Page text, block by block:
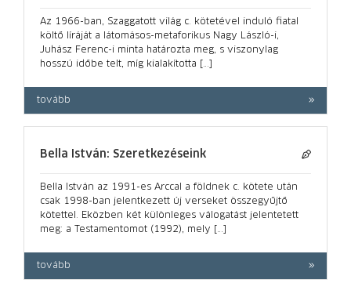
Az 1966-ban, Szaggatott világ c. kötetével induló fiatal
költő líráját a látomásos-metaforikus Nagy László-i,
Juhász Ferenc-i minta határozta meg, s viszonylag
hosszú időbe telt, míg kialakította […]
tovább
Bella István: Szeretkezéseink
Bella István az 1991-es Arccal a földnek c. kötete után
csak 1998-ban jelentkezett új verseket összegyűjtő
kötettel. Eközben két különleges válogatást jelentetett
meg: a Testamentomot (1992), mely […]
tovább